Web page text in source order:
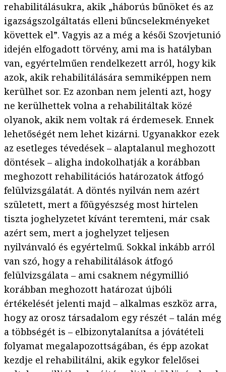
rehabilitálásukra, akik „háborús bűnöket és az
igazságszolgáltatás elleni bűncselekményeket
követtek el”. Vagyis az a még a késői Szovjetunió
idején elfogadott törvény, ami ma is hatályban
van, egyértelműen rendelkezett arról, hogy kik
azok, akik rehabilitálására semmiképpen nem
kerülhet sor. Ez azonban nem jelenti azt, hogy
ne kerülhettek volna a rehabilitáltak közé
olyanok, akik nem voltak rá érdemesek. Ennek
lehetőségét nem lehet kizárni. Ugyanakkor ezek
az esetleges tévedések – alaptalanul meghozott
döntések – aligha indokolhatják a korábban
meghozott rehabilitációs határozatok átfogó
felülvizsgálatát. A döntés nyilván nem azért
született, mert a főügyészség most hirtelen
tiszta joghelyzetet kívánt teremteni, már csak
azért sem, mert a joghelyzet teljesen
nyilvánvaló és egyértelmű. Sokkal inkább arról
van szó, hogy a rehabilitálások átfogó
felülvizsgálata – ami csaknem négymillió
korábban meghozott határozat újbóli
értékelését jelenti majd – alkalmas eszköz arra,
hogy az orosz társadalom egy részét – talán még
a többségét is – elbizonytalanítsa a jóvátételi
folyamat megalapozottságában, és épp azokat
kezdje el rehabilitálni, akik egykor felelősei